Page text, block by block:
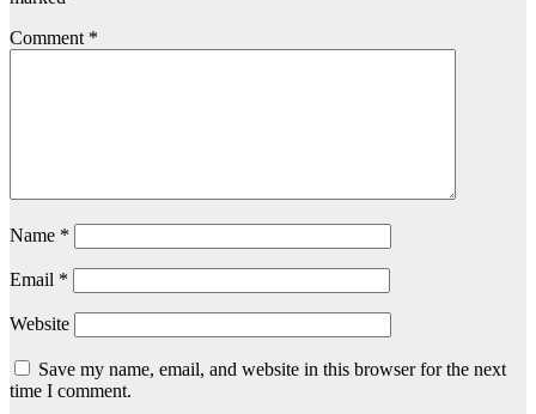
Comment *
Name *
Email *
Website
Save my name, email, and website in this browser for the next
time I comment.